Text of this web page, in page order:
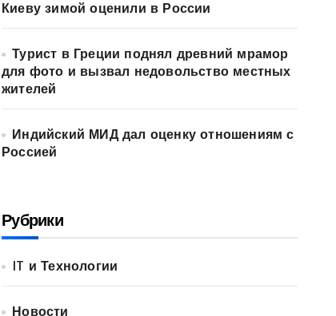
Киеву зимой оценили в России
Турист в Греции поднял древний мрамор
для фото и вызвал недовольство местных
жителей
Индийский МИД дал оценку отношениям с
Россией
Рубрики
IT и Технологии
Новости